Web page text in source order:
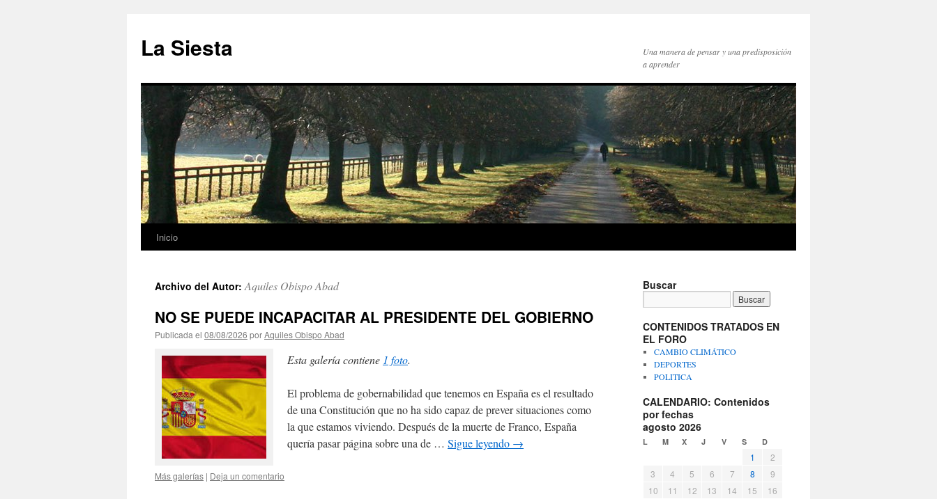
contenido
La Siesta
Una manera de pensar y una predisposición
a aprender
Inicio
Archivo del Autor:Aquiles Obispo Abad
NO SE PUEDE INCAPACITAR AL PRESIDENTE DEL GOBIERNO
Publicada el 08/08/2026 porAquiles Obispo Abad
Esta galería contiene 1 foto.
El problema de gobernabilidad que tenemos en España es el resultado
de una Constitución que no ha sido capaz de prever situaciones como
la que estamos viviendo. Después de la muerte de Franco, España
quería pasar página sobre una de … Sigue leyendo →
Más galerías | Deja un comentario
Buscar
CONTENIDOS TRATADOS EN
EL FORO
CAMBIO CLIMÁTICO
DEPORTES
POLITICA
CALENDARIO: Contenidos
por fechas
agosto 2026
L M X J V S D
1
2
3
4 5 6 7 8
9
10
11 12 13 14 15
16